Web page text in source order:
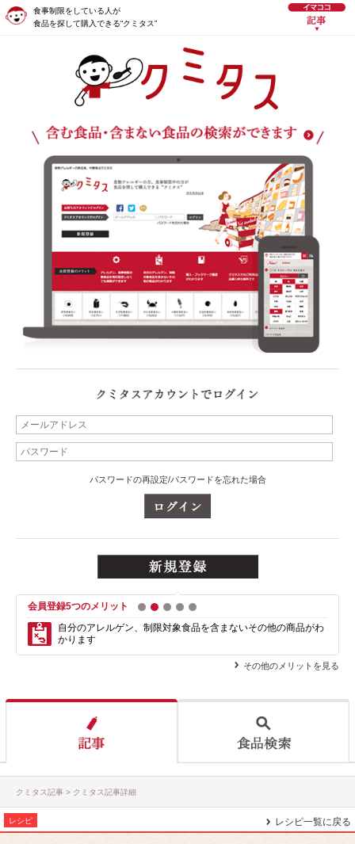
食事制限をしている人が
食品を探して購入できる“クミタス”
パスワードの再設定/パスワードを忘れた場合
会員登録5つのメリット 1 2 3 4
自分のアレルゲン、制限対象食品を含まないその他の商品がわ
かります
その他のメリットを見る
クミタス記事 クミタス記事詳細
レシピ レシピ一覧に戻る